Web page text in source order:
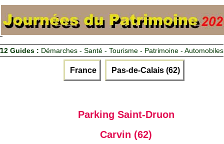
12 Guides : Démarches - Santé - Tourisme - Patrimoine - Automobiles
France Pas-de-Calais (62)
Parking Saint-Druon
Carvin (62)